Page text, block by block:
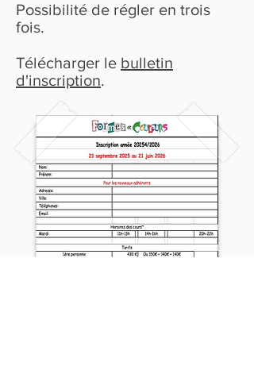
Possibilité de régler en trois
fois.
Télécharger le bulletin
d'inscription.